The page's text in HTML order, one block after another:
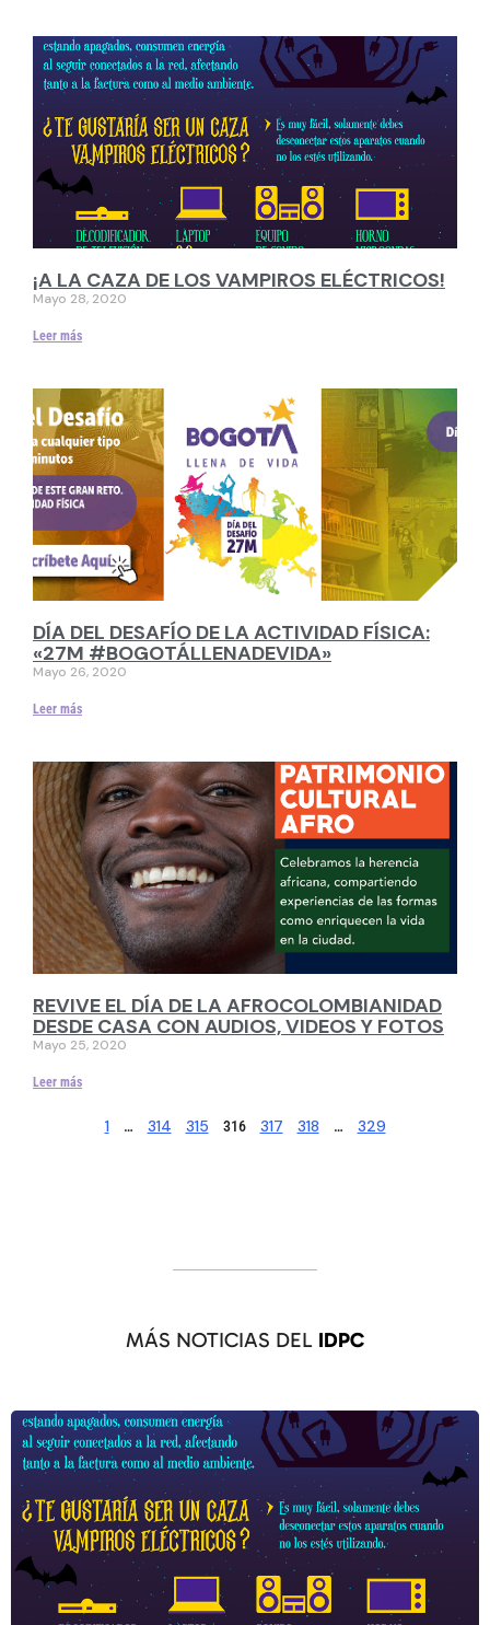
¡A LA CAZA DE LOS VAMPIROS ELÉCTRICOS!
Mayo 28, 2020
Leer más
DÍA DEL DESAFÍO DE LA ACTIVIDAD FÍSICA:
«27M #BOGOTÁLLENADEVIDA»
Mayo 26, 2020
Leer más
REVIVE EL DÍA DE LA AFROCOLOMBIANIDAD
DESDE CASA CON AUDIOS, VIDEOS Y FOTOS
Mayo 25, 2020
Leer más
1 … 314 315 316 317 318 … 329
MÁS NOTICIAS DEL IDPC